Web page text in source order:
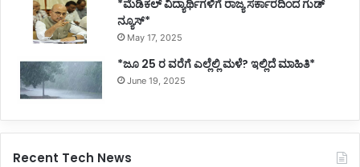
*ಮೆಡಿಕಲ್ ವಿದ್ಯಾರ್ಥಿಗಳಿಗೆ ರಾಜ್ಯ ಸರ್ಕಾರದಿಂದ ಗುಡ್
ನ್ಯೂಸ್*
May 17, 2025
*ಜೂ 25 ರ ವರೆಗೆ ಎಲ್ಲೆಲ್ಲಿ ಮಳೆ? ಇಲ್ಲಿದೆ ಮಾಹಿತಿ*
June 19, 2025
Recent Tech News